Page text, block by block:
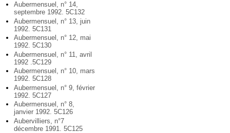
Aubermensuel, n° 14,
septembre 1992. 5C132
Aubermensuel, n° 13, juin
1992. 5C131
Aubermensuel, n° 12, mai
1992. 5C130
Aubermensuel, n° 11, avril
1992 .5C129
Aubermensuel, n° 10, mars
1992. 5C128
Aubermensuel, n° 9, février
1992. 5C127
Aubermensuel, n° 8,
janvier 1992. 5C126
Aubervilliers, n°7
décembre 1991. 5C125